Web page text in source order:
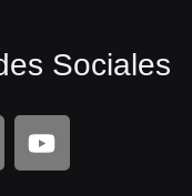
Sociales
Y
o